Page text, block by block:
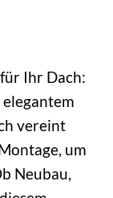
Ihr Dach:
vereint
um
Neubau,